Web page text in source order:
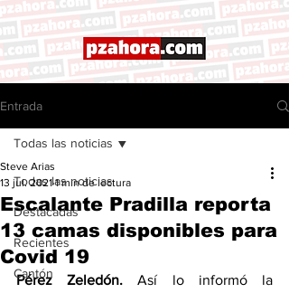
Entrada
Todas las noticias
Destacadas
Recientes
Cantón
Todas las noticias
Escalante Pradilla reporta
13 camas disponibles para
Covid 19
Steve Arias
13 jul. 2021 1 min de lectura
Pérez Zeledón. Así lo informó la